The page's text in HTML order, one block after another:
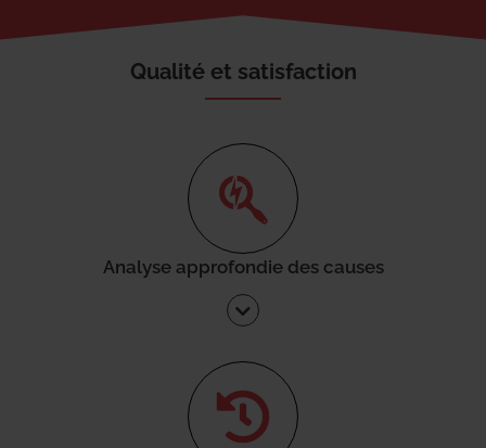
Qualité et satisfaction
Analyse approfondie des causes